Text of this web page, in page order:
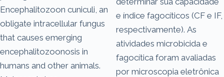
Encephalitozoon cuniculi, an
obligate intracellular fungus
that causes emerging
encephalitozoonosis in
humans and other animals.
e índice fagocíticos (CF e IF,
respectivamente). As
atividades microbicida e
fagocítica foram avaliadas
por microscopia eletrônica